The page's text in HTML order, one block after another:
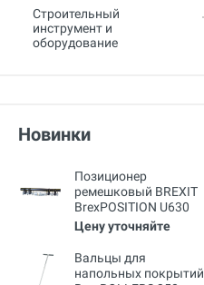
Строительный
инструмент и
оборудование
Новинки
Позиционер
ремешковый BREXIT
BrexPOSITION U630
Цену уточняйте
Вальцы для
напольных покрытий